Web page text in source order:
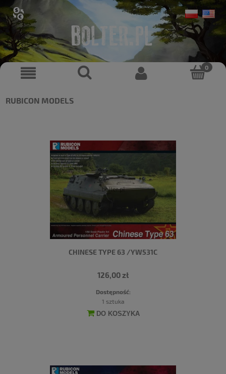
RUBICON MODELS
CHINESE TYPE 63 /YW531C
126,00 zł
Dostępność:
1 sztuka
DO KOSZYKA